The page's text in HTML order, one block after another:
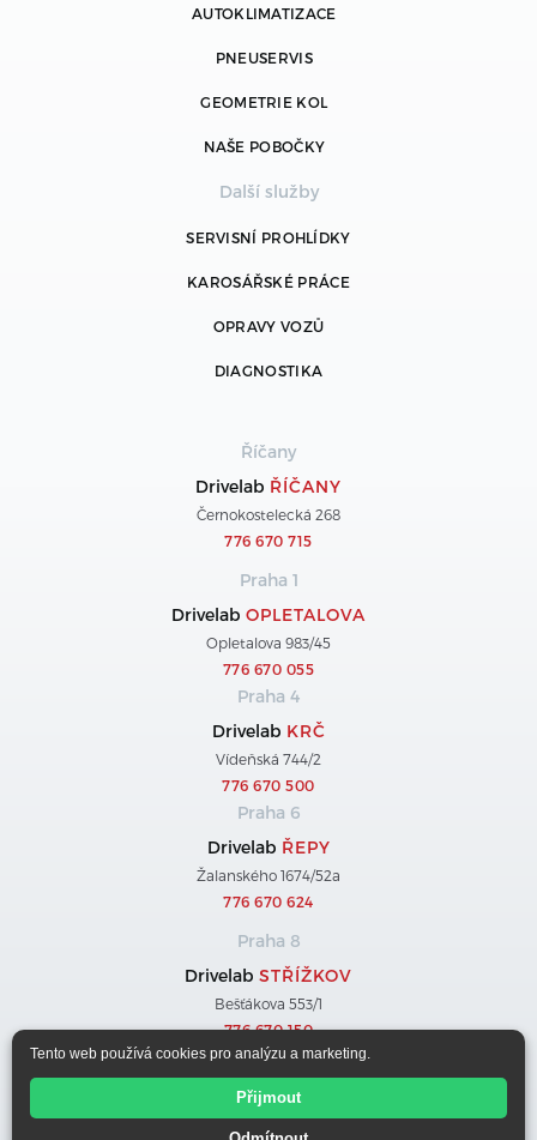
AUTOKLIMATIZACE
PNEUSERVIS
GEOMETRIE KOL
NAŠE POBOČKY
Další služby
SERVISNÍ PROHLÍDKY
KAROSÁŘSKÉ PRÁCE
OPRAVY VOZŮ
DIAGNOSTIKA
Říčany
Drivelab ŘÍČANY
Černokostelecká 268
776 670 715
Praha 1
Drivelab OPLETALOVA
Opletalova 983/45
776 670 055
Praha 4
Drivelab KRČ
Vídeňská 744/2
776 670 500
Praha 6
Drivelab ŘEPY
Žalanského 1674/52a
776 670 624
Praha 8
Drivelab STŘÍŽKOV
Bešťákova 553/1
776 670 150
DrivelabČERNÝ MOST
Chlumecká 1636
Tento web používá cookies pro analýzu a marketing.
Přijmout